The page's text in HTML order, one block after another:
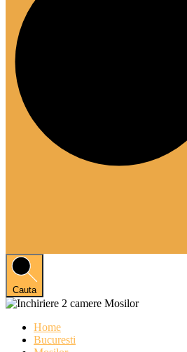
Cauta
Home
Bucuresti